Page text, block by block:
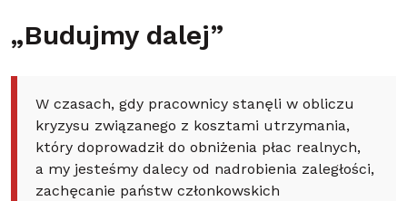
„Budujmy dalej”
W czasach, gdy pracownicy stanęli w obliczu
kryzysu związanego z kosztami utrzymania,
który doprowadził do obniżenia płac realnych,
a my jesteśmy dalecy od nadrobienia zaległości,
zachęcanie państw członkowskich